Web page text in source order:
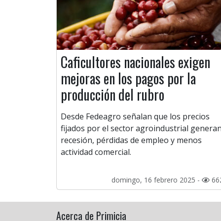
Caficultores nacionales exigen
mejoras en los pagos por la
producción del rubro
Desde Fedeagro señalan que los precios
fijados por el sector agroindustrial
recesión, pérdidas de empleo y menos
actividad comercial.
domingo, 16 febrero 2025 -
Acerca de Primicia